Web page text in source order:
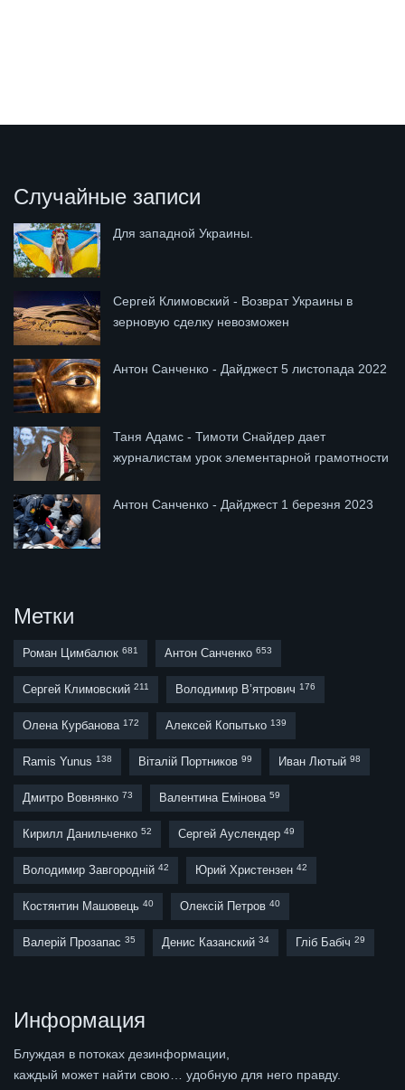
Случайные записи
Для западной Украины.
Сергей Климовский - Возврат Украины в
зерновую сделку невозможен
Антон Санченко - Дайджест 5 листопада 2022
Таня Адамс - Тимоти Снайдер дает
журналистам урок элементарной грамотности
Антон Санченко - Дайджест 1 березня 2023
Метки
Роман Цимбалюк 681 Антон Санченко 653
Сергей Климовский 211 Володимир В’ятрович 176
Олена Курбанова 172 Алексей Копытько 139
Ramis Yunus 138 Віталій Портников 99 Иван Лютый 98
Дмитро Вовнянко 73 Валентина Емінова 59
Кирилл Данильченко 52 Сергей Ауслендер 49
Володимир Завгородній 42 Юрий Христензен 42
Костянтин Машовець 40 Олексій Петров 40
Валерій Прозапас 35 Денис Казанский 34 Гліб Бабіч 29
Информация
Блуждая в потоках дезинформации,
каждый может найти свою… удобную для него правду.